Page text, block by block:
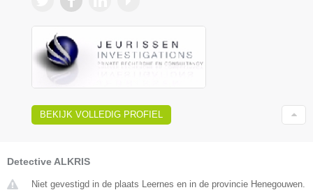
BEKIJK VOLLEDIG PROFIEL
Detective ALKRIS
Niet gevestigd in de plaats Leernes en in de provincie Henegouwen.